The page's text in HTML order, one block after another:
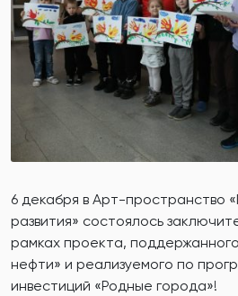
6 декабря в Арт-пространство
развития» состоялось
рамках проекта,
нефти» и реализуемого по
инвестиций «Родные города»!